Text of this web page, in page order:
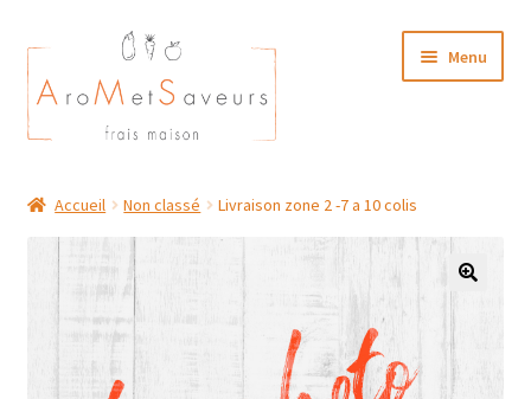
Aller
à
la
navigation
Aller
au
contenu
Menu
Plat du Jour/ Menu Week end
NOS BOUTIQUES
Accueil Non classé Livraison zone 2 -7 a 10 colis